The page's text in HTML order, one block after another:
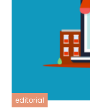
editorial